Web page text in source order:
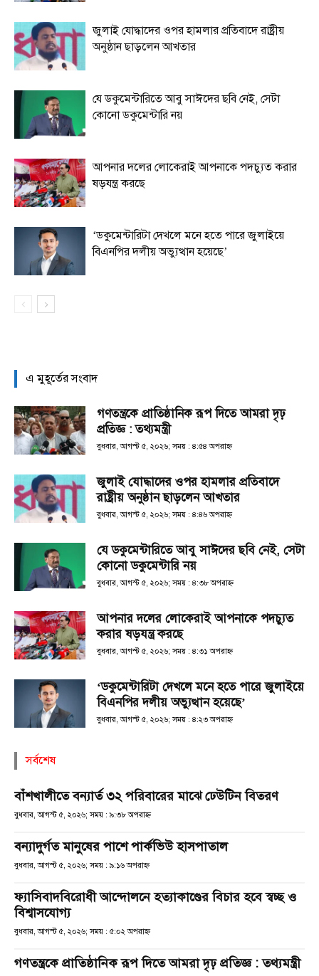
জুলাই যোদ্ধাদের ওপর হামলার প্রতিবাদে রাষ্ট্রীয়
অনুষ্ঠান ছাড়লেন আখতার
যে ডকুমেন্টারিতে আবু সাঈদের ছবি নেই, সেটা
কোনো ডকুমেন্টারি নয়
আপনার দলের লোকেরাই আপনাকে পদচ্যুত করার
ষড়যন্ত্র করছে
‘ডকুমেন্টারিটা দেখলে মনে হতে পারে জুলাইয়ে
বিএনপির দলীয় অভ্যুত্থান হয়েছে’
এ মুহূর্তের সংবাদ
গণতন্ত্রকে প্রাতিষ্ঠানিক রূপ দিতে আমরা দৃঢ়
প্রতিজ্ঞ : তথ্যমন্ত্রী
বুধবার, আগস্ট ৫, ২০২৬; সময় : ৪:৫৪ অপরাহ্ণ
জুলাই যোদ্ধাদের ওপর হামলার প্রতিবাদে
রাষ্ট্রীয় অনুষ্ঠান ছাড়লেন আখতার
বুধবার, আগস্ট ৫, ২০২৬; সময় : ৪:৪৬ অপরাহ্ণ
যে ডকুমেন্টারিতে আবু সাঈদের ছবি নেই, সেটা
কোনো ডকুমেন্টারি নয়
বুধবার, আগস্ট ৫, ২০২৬; সময় : ৪:৩৮ অপরাহ্ণ
আপনার দলের লোকেরাই আপনাকে পদচ্যুত
করার ষড়যন্ত্র করছে
বুধবার, আগস্ট ৫, ২০২৬; সময় : ৪:৩১ অপরাহ্ণ
‘ডকুমেন্টারিটা দেখলে মনে হতে পারে জুলাইয়ে
বিএনপির দলীয় অভ্যুত্থান হয়েছে’
বুধবার, আগস্ট ৫, ২০২৬; সময় : ৪:২৩ অপরাহ্ণ
সর্বশেষ
বাঁশখালীতে বন্যার্ত ৩২ পরিবারের মাঝে ঢেউটিন বিতরণ
বুধবার, আগস্ট ৫, ২০২৬; সময় : ৯:৩৮ অপরাহ্ণ
বন্যাদুর্গত মানুষের পাশে পার্কভিউ হাসপাতাল
বুধবার, আগস্ট ৫, ২০২৬; সময় : ৯:১৬ অপরাহ্ণ
ফ্যাসিবাদবিরোধী আন্দোলনে হত্যাকাণ্ডের বিচার হবে স্বচ্ছ ও
বিশ্বাসযোগ্য
বুধবার, আগস্ট ৫, ২০২৬; সময় : ৫:০২ অপরাহ্ণ
গণতন্ত্রকে প্রাতিষ্ঠানিক রূপ দিতে আমরা দৃঢ় প্রতিজ্ঞ : তথ্যমন্ত্রী